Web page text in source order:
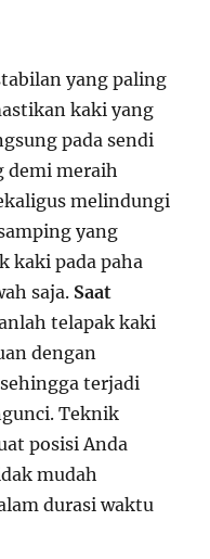
yang paling
kaki yang
pada sendi
demi meraih
melindungi
yang
kaki pada paha
saja. Saat
telapak kaki
dengan
terjadi
Teknik
posisi Anda
mudah
durasi waktu